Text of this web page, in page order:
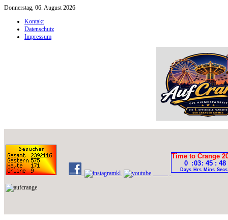
Donnerstag, 06. August 2026
Kontakt
Datenschutz
Impressum